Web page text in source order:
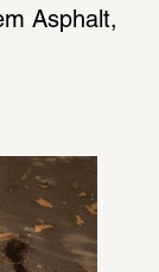
Asphalt,